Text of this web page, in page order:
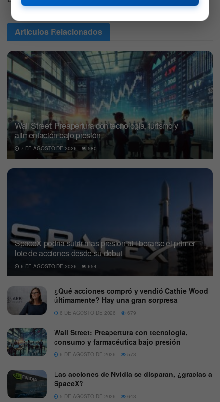
Articulos Relacionados
Wall Street: Preapertura con tecnología, turismo y
alimentación bajo presión
7 DE AGOSTO DE 2026 580
SpaceX podría sufrir más presión al liberarse el primer
lote de acciones desde su debut
6 DE AGOSTO DE 2026 654
¿Qué acciones compró y vendió Cathie Wood
últimamente? Hay una gran sorpresa
6 DE AGOSTO DE 2026 679
Wall Street: Preapertura con tecnología,
consumo y farmacéutica bajo presión
6 DE AGOSTO DE 2026 573
Las acciones de Nvidia se disparan, ¿gracias a
SpaceX?
5 DE AGOSTO DE 2026 643